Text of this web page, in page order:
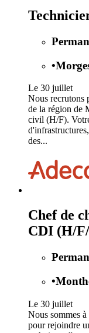
•
Le 30 juillet
Nous recrutons
de la région de
civil (H/F).
des...
Chef de
CDI (H/
•
Le 30 juillet
Nous sommes
pour rejoindre